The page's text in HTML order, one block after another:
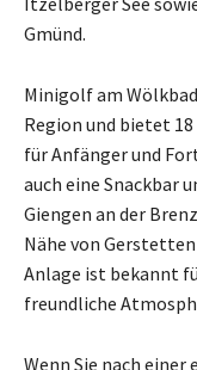
Gmünd.
Minigolf am
Region und bietet
für Anfänger und
auch eine Snackbar
Giengen an der
Nähe von
Anlage ist bekannt
freundliche
Wenn Sie nach